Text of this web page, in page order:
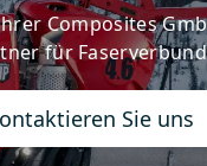
Composites
für
Sie uns